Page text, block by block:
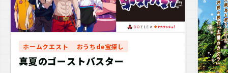
ホームクエスト おうちde宝探し
真夏のゴーストバスター